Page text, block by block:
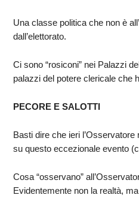
Una classe politica che non è
dall’elettorato.
Ci sono “rosiconi” nei Palazzi
palazzi del potere clericale che
PECORE E SALOTTI
Basti dire che ieri
su questo eccezionale evento
Cosa “osservano”
Evidentemente non la realtà,